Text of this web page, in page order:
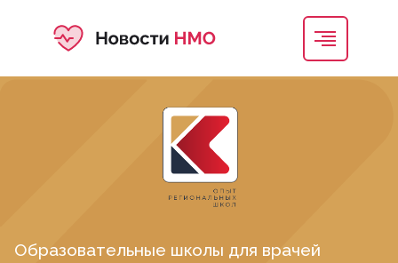
Образовательные школы для врачей